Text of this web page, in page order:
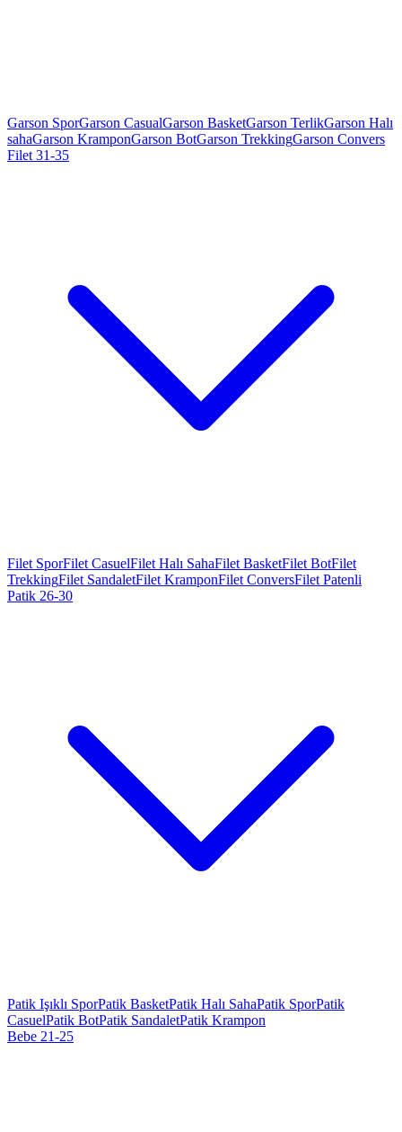
Garson SporGarson CasualGarson BasketGarson TerlikGarson Halı
sahaGarson KramponGarson BotGarson TrekkingGarson Convers
Filet 31-35
Filet SporFilet CasuelFilet Halı SahaFilet BasketFilet BotFilet
TrekkingFilet SandaletFilet KramponFilet ConversFilet Patenli
Patik 26-30
Patik Işıklı SporPatik BasketPatik Halı SahaPatik SporPatik
CasuelPatik BotPatik SandaletPatik Krampon
Bebe 21-25